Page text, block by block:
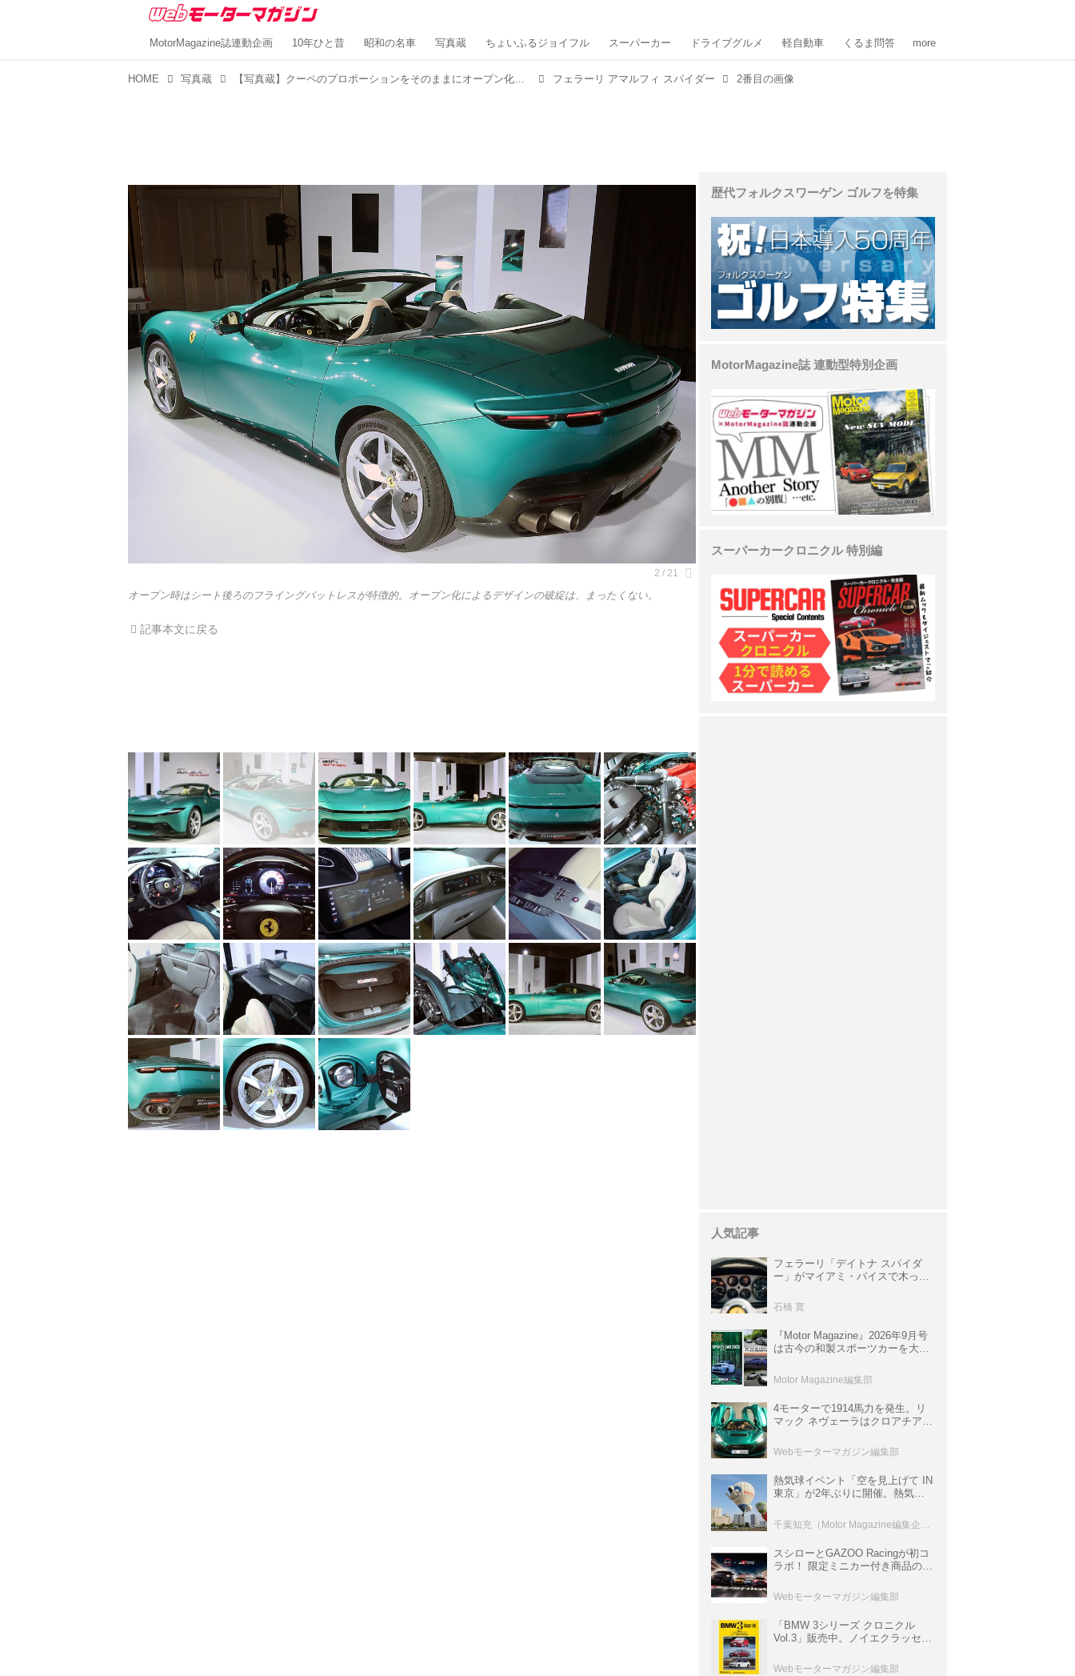
MotorMagazine誌連動企画 10年ひと昔 昭和の名車 写真蔵 ちょいふるジョイフル スーパーカー ドライブグルメ 軽自動車 くるま問答 more
HOME 写真蔵 【写真蔵】クーペのプロポーションをそのままにオープン化した、フェラーリ「アマルフィ スパイダー」 フェラーリ アマルフィ スパイダー 2番目の画像
オープン時はシート後ろのフライングバットレスが特徴的。オープン化によるデザインの破綻は、まったくない。
記事本文に戻る
歴代フォルクスワーゲン ゴルフを特集
MotorMagazine誌 連動型特別企画
スーパーカークロニクル 特別編
人気記事
フェラーリ「デイトナ スパイダ
ー」がマイアミ・バイスで木っ端
サ」に化けた理由
石橋 寛
『Motor Magazine』2026年9月号
は古今の和製スポーツカーを大特
情報も満載
Motor Magazine編集部
4モーターで1914馬力を発生。リ
マック ネヴェーラはクロアチア発
ロニクル・完全版／115】
Webモーターマガジン編集部
熱気球イベント「空を見上げて IN
東京」が2年ぶりに開催。熱気球
室などのコンテンツも
スシローとGAZOO Racingが初コ
ラボ！ 限定ミニカー付き商品の
ト体験があたる抽選企画などを展
開
Webモーターマガジン編集部
「BMW 3シリーズ クロニクル
Vol.3」販売中。ノイエクラッセか
ムック
Webモーターマガジン編集部